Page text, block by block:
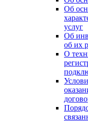
Об
услуг
Об
об их
О